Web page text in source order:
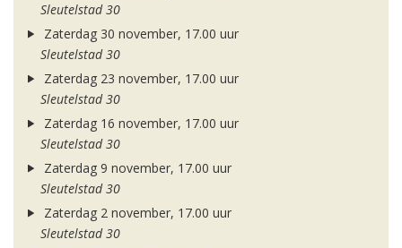
Sleutelstad 30
Zaterdag 30 november, 17.00 uur
Sleutelstad 30
Zaterdag 23 november, 17.00 uur
Sleutelstad 30
Zaterdag 16 november, 17.00 uur
Sleutelstad 30
Zaterdag 9 november, 17.00 uur
Sleutelstad 30
Zaterdag 2 november, 17.00 uur
Sleutelstad 30